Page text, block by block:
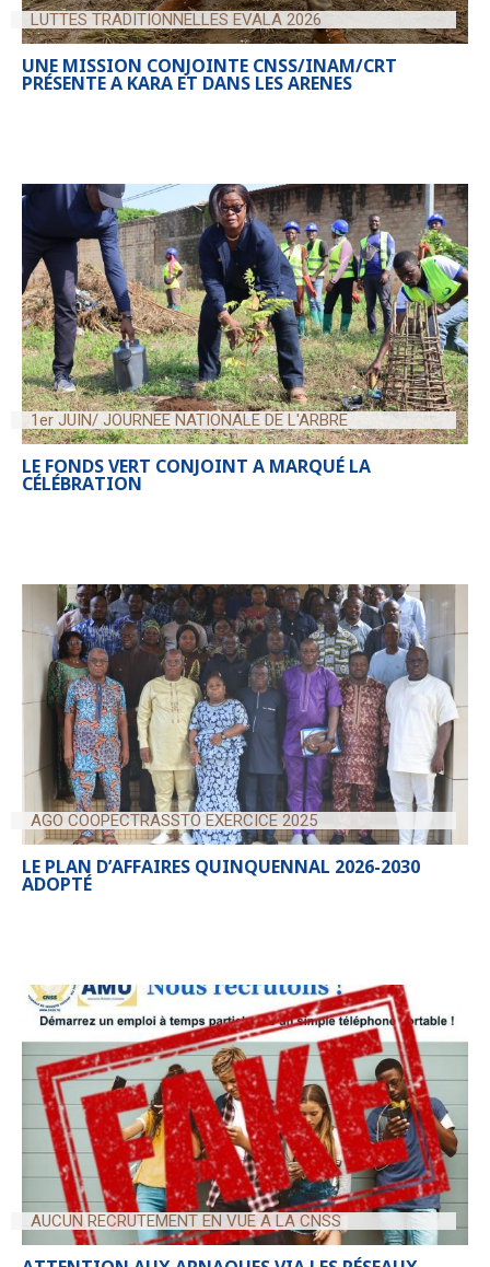
LUTTES TRADITIONNELLES EVALA 2026
UNE MISSION CONJOINTE CNSS/INAM/CRT
PRÉSENTE A KARA ET DANS LES ARENES
1er JUIN/ JOURNEE NATIONALE DE L'ARBRE
LE FONDS VERT CONJOINT A MARQUÉ LA
CÉLÉBRATION
AGO COOPECTRASSTO EXERCICE 2025
LE PLAN D’AFFAIRES QUINQUENNAL 2026-2030
ADOPTÉ
AUCUN RECRUTEMENT EN VUE A LA CNSS